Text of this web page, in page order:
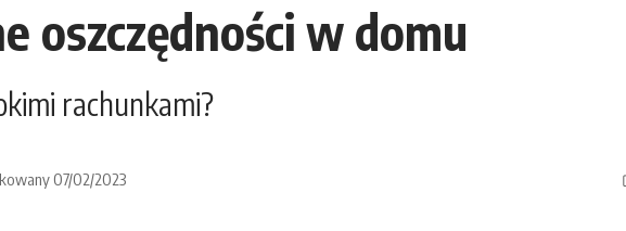
oszczędności w domu
rachunkami?
07/02/2023